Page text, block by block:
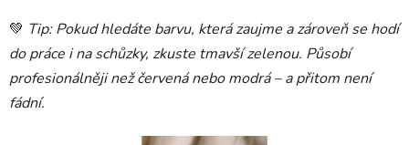
💚 Tip: Pokud hledáte barvu, která zaujme a zároveň se hodí
do práce i na schůzky, zkuste tmavší zelenou. Působí
profesionálněji než červená nebo modrá – a přitom není
fádní.